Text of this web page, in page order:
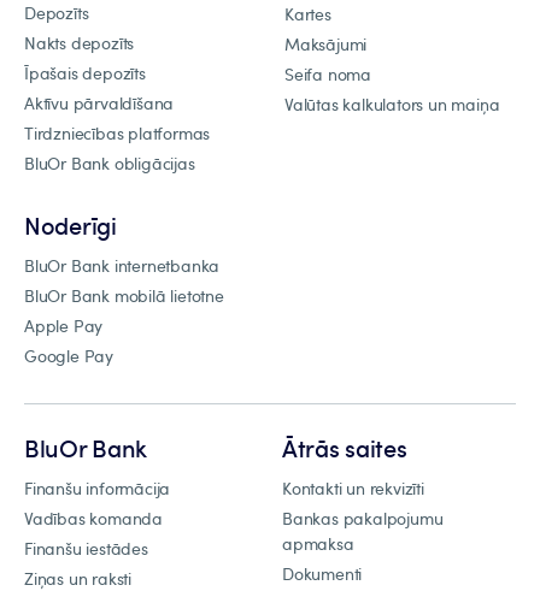
Depozīts
Nakts depozīts
Īpašais depozīts
Aktīvu pārvaldīšana
Tirdzniecības platformas
BluOr Bank obligācijas
Kartes
Maksājumi
Seifa noma
Valūtas kalkulators un maiņa
Noderīgi
BluOr Bank internetbanka
BluOr Bank mobilā lietotne
Apple Pay
Google Pay
BluOr Bank
Finanšu informācija
Vadības komanda
Finanšu iestādes
Ziņas un raksti
Ātrās saites
Kontakti un rekvizīti
Bankas pakalpojumu
apmaksa
Dokumenti